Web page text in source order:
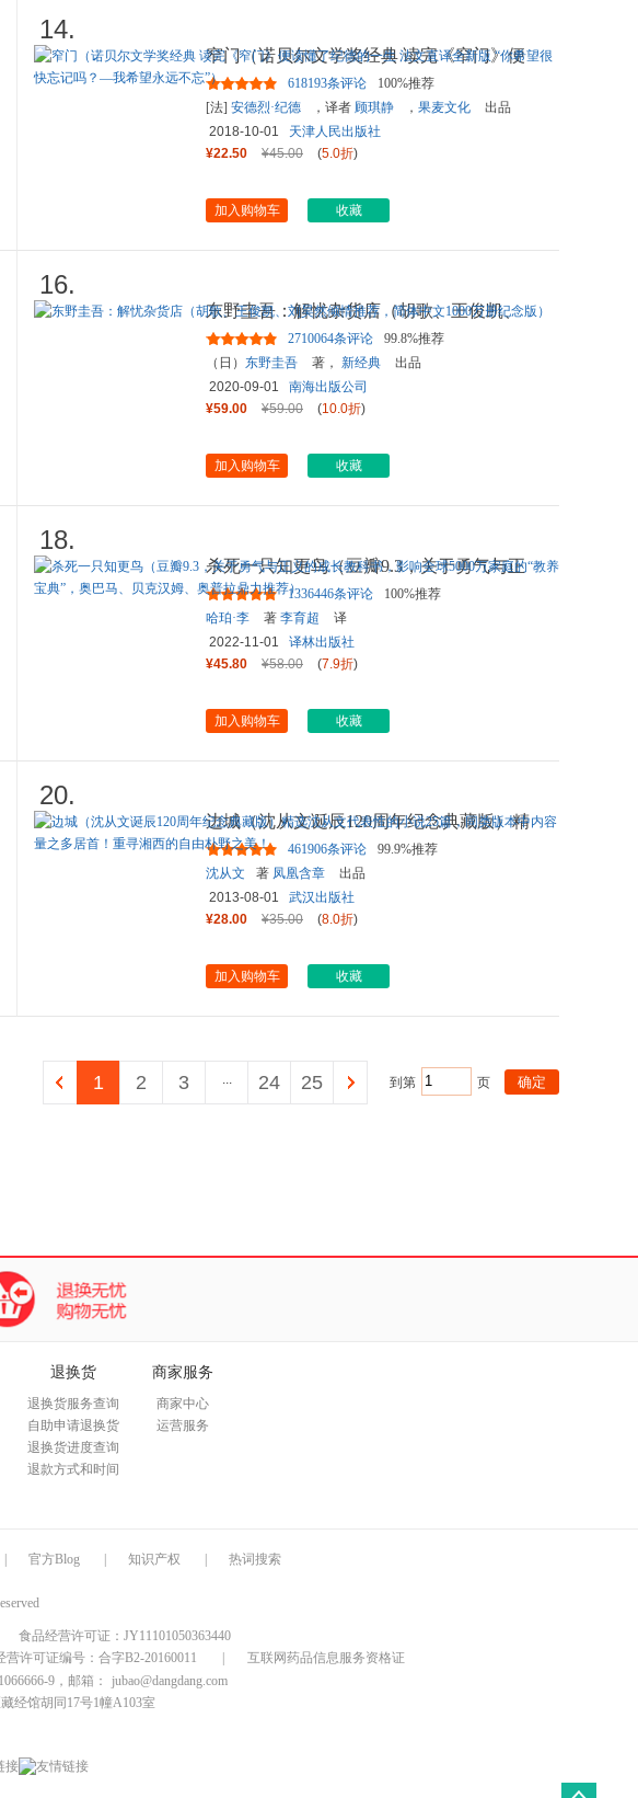
14.
窄门（诺贝尔文学奖经典 读完《窄门》便
读懂了纪德的一生 法文直...
618193条评论
100%推荐
[法] 安德烈·纪德 ，译者 顾琪静 ， 果麦文化
出品
2018-10-01
天津人民出版社
¥22.50
¥45.00 (5.0折)
加入购物车 收藏
16.
东野圭吾：解忧杂货店（胡歌、王俊凯、
刘昊然倾情推荐，简体中文...
2710064条评论
99.8%推荐
（日） 东野圭吾 著， 新经典
出品
2020-09-01
南海出版公司
¥59.00
¥59.00 (10.0折)
加入购物车 收藏
18.
杀死一只知更鸟（豆瓣9.3，关于勇气与正
义的成长教科书，影响全球...
1336446条评论
100%推荐
哈珀·李
著 李育超
译
2022-11-01
译林出版社
¥45.80
¥58.00 (7.9折)
加入购物车 收藏
20.
边城（沈从文诞辰120周年纪念典藏版）精
选沈从文代表性的小说25篇...
461906条评论
99.9%推荐
沈从文
著 凤凰含章
出品
2013-08-01
武汉出版社
¥28.00
¥35.00 (8.0折)
加入购物车 收藏
1 2 3 ... 24 25 到第 页
退换货
退换货服务查询
自助申请退换货
退换货进度查询
退款方式和时间
商家服务
商家中心
运营服务
官方Blog 知识产权 热词搜索
食品经营许可证：JY11101050363440
营许可证编号：合字B2-20160011
互联网药品信息服务资格证
9，邮箱：
jubao@dangdang.com
经馆胡同17号1幢A103室